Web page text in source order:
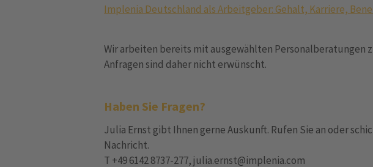
Implenia Deutschland als Arbeitgeber: Gehalt, Karriere,
Wir arbeiten bereits mit ausgewählten Personalberatungen
Anfragen sind daher nicht erwünscht.
Haben Sie Fragen?
Julia Ernst gibt Ihnen gerne Auskunft. Rufen Sie an oder
Nachricht.
T +49 6142 8737-277, julia.ernst@implenia.com